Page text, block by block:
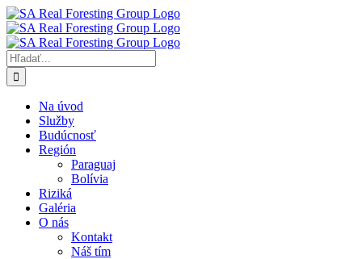
Skip
to
content
Hľadať:
Na úvod
Služby
Budúcnosť
Región
Paraguaj
Bolívia
Riziká
Galéria
O nás
Kontakt
Náš tím